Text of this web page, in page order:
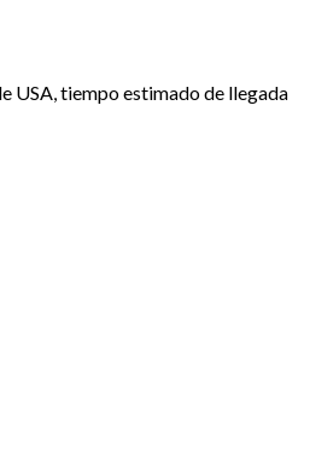
USA, tiempo estimado de llegada